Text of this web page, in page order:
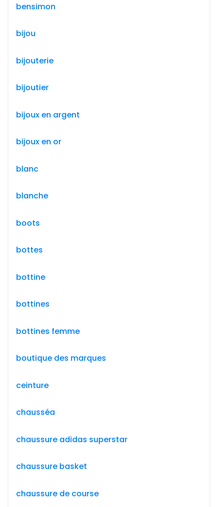
bensimon
bijou
bijouterie
bijoutier
bijoux en argent
bijoux en or
blanc
blanche
boots
bottes
bottine
bottines
bottines femme
boutique des marques
ceinture
chausséa
chaussure adidas superstar
chaussure basket
chaussure de course